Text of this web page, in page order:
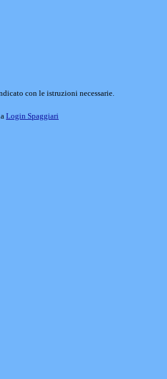
con le istruzioni necessarie.
Login Spaggiari